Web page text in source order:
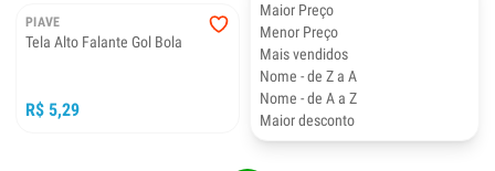
Maior Preço
Menor Preço
Mais vendidos
Nome - de Z a A
Nome - de A a Z
Maior desconto
PIAVE
Tela Alto Falante Gol Bola
R$ 5,29